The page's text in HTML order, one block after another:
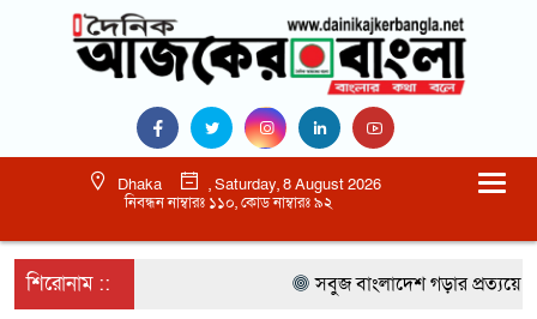
Dhaka
, Saturday, 8 August 2026
নিবন্ধন নাম্বারঃ ১১০, কোড নাম্বারঃ ৯২
শিরোনাম :: সবুজ বাংলাদেশ গড়ার প্রত্যয়ে